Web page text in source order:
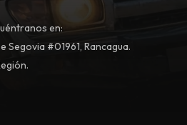
en:
Segovia #01961, Rancagua.